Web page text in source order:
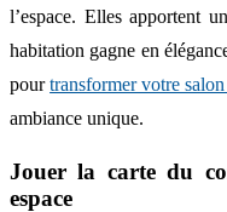
l’espace. Elles apportent
habitation gagne en
pourtransformer votre
ambiance unique.
Jouer la carte du
espace